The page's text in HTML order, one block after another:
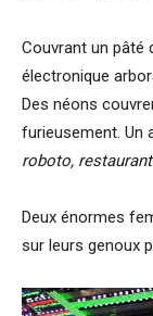
Couvrant un pâté
électronique
Des néons
furieusement. Un
roboto,
Deux énormes
sur leurs genoux